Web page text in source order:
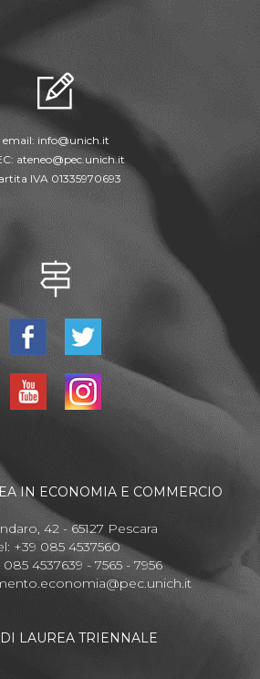
email: info@unich.it
ateneo@pec.unich.it
IVA 01335970693
IN ECONOMIA E COMMERCIO
42 - 65127 Pescara
+39 085 4537560
085 4537639 - 7565 - 7956
LAUREA TRIENNALE